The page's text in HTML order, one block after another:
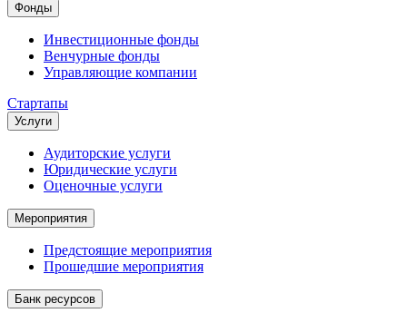
Фонды
Инвестиционные фонды
Венчурные фонды
Управляющие компании
Стартапы
Услуги
Аудиторские услуги
Юридические услуги
Оценочные услуги
Мероприятия
Предстоящие мероприятия
Прошедшие мероприятия
Банк ресурсов